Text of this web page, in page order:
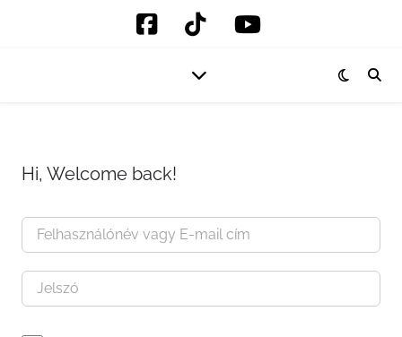
Hi, Welcome back!